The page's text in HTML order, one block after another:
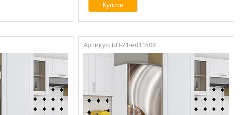
Купити
БП-21-ed11508